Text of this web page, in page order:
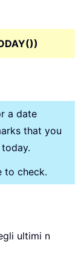
a date
that you
to check.
ultimi n